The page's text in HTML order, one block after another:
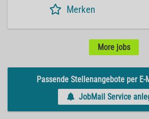
Merken
More jobs
Passende Stellenangebote per
JobMail Service